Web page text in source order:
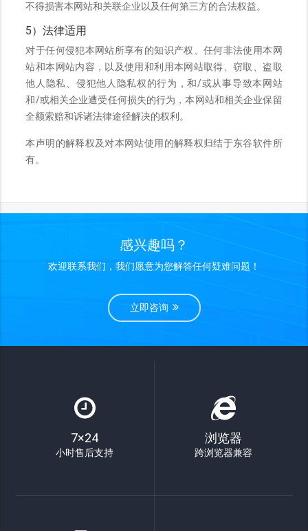
不得损害本网站和关联企业以及任何第三方的合法权益。
5）法律适用
对于任何侵犯本网站所享有的知识产权、任何非法使用本网
站和本网站内容，以及使用和利用本网站取得、窃取、盗取
他人隐私、侵犯他人隐私权的行为，和/或从事导致本网站
和/或相关企业遭受任何损失的行为，本网站和相关企业保留
全额索赔和诉诸法律途径解决的权利。
本声明的解释权及对本网站使用的解释权归结于东谷软件所
有。
感兴趣吗？
欢迎联系我们，我们愿意为您解答任何疑难问题！
立即咨询
7×24
小时售后支持
浏览器
跨浏览器兼容